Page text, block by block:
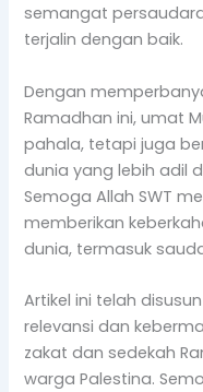
semangat
terjalin dengan baik.
Dengan
Ramadhan ini, umat
pahala, tetapi juga
dunia yang lebih adil
Semoga Allah SWT
memberikan
dunia, termasuk
Artikel ini telah
relevansi dan
zakat dan sedekah
warga Palestina.